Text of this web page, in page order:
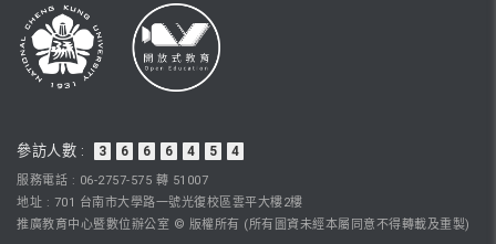
參訪人數 : 3 6 6 6 4 5 4
服務電話 : 06-2757-575 轉 51007
地址 : 701 台南市大學路一號光復校區雲平大樓2樓
推廣教育中心暨數位辦公室 © 版權所有 (所有圖資未經本屬同意不得轉載及重製)